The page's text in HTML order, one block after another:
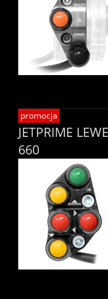
JETPRIME
660
promocja